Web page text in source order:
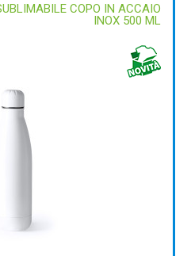
COPO IN ACCAIO
INOX 500 ML